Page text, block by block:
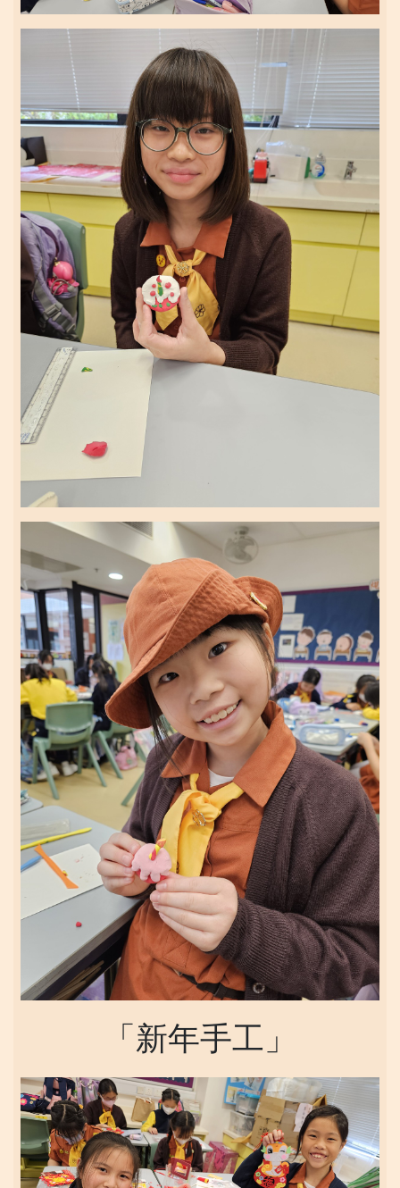
「新年手工」